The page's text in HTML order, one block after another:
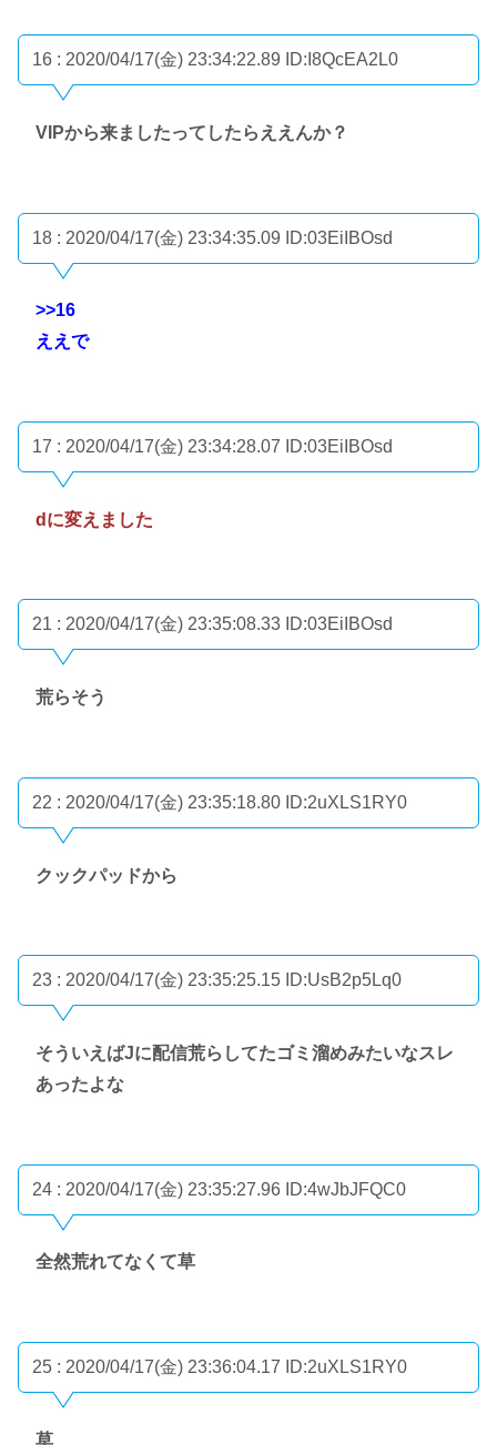
16 : 2020/04/17(金) 23:34:22.89 ID:I8QcEA2L0
VIPから来ましたってしたらええんか？
18 : 2020/04/17(金) 23:34:35.09 ID:03EiIBOsd
>>16
ええで
17 : 2020/04/17(金) 23:34:28.07 ID:03EiIBOsd
dに変えました
21 : 2020/04/17(金) 23:35:08.33 ID:03EiIBOsd
荒らそう
22 : 2020/04/17(金) 23:35:18.80 ID:2uXLS1RY0
クックパッドから
23 : 2020/04/17(金) 23:35:25.15 ID:UsB2p5Lq0
そういえばJに配信荒らしてたゴミ溜めみたいなスレ
あったよな
24 : 2020/04/17(金) 23:35:27.96 ID:4wJbJFQC0
全然荒れてなくて草
25 : 2020/04/17(金) 23:36:04.17 ID:2uXLS1RY0
草